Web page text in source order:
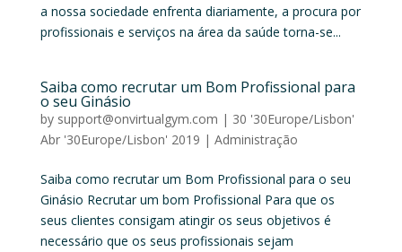
a nossa sociedade enfrenta diariamente, a procura por
profissionais e serviços na área da saúde torna-se...
Saiba como recrutar um Bom Profissional para
o seu Ginásio
by support@onvirtualgym.com | 30 '30Europe/Lisbon'
Abr '30Europe/Lisbon' 2019 | Administração
Saiba como recrutar um Bom Profissional para o seu
Ginásio Recrutar um bom Profissional Para que os
seus clientes consigam atingir os seus objetivos é
necessário que os seus profissionais sejam